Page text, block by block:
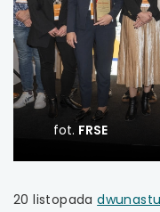
fot. FRSE
20 listopada